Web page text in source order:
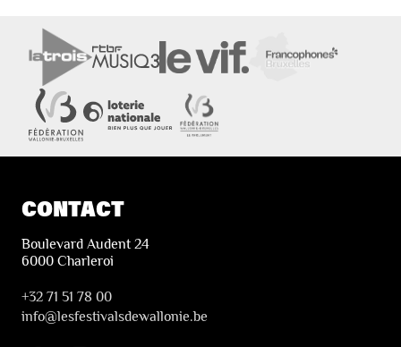
CONTACT
Boulevard Audent 24
6000 Charleroi
+32 71 51 78 00
info@lesfestivalsdewallonie.be